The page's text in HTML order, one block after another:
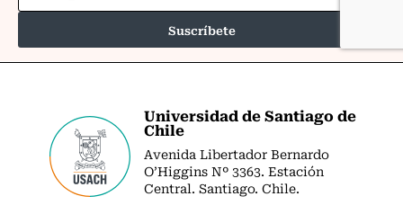
Universidad de Santiago de
Chile
Avenida Libertador Bernardo
O’Higgins Nº 3363. Estación
Central. Santiago. Chile.